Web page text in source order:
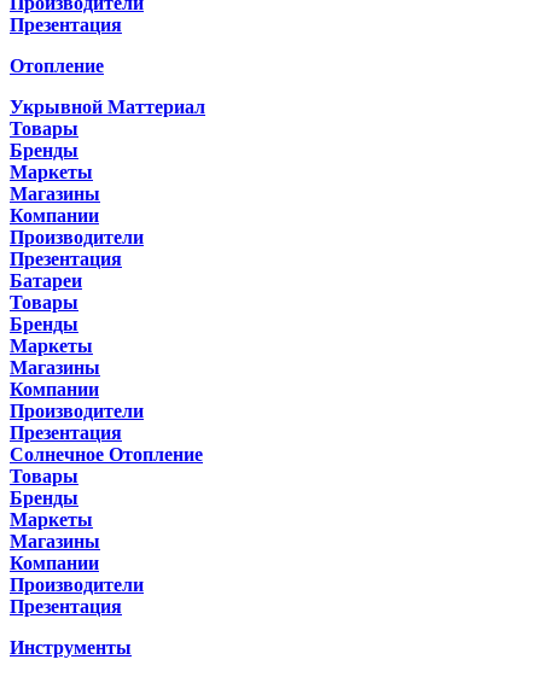
Презентация
Отопление
Укрывной Маттериал
Товары
Бренды
Маркеты
Магазины
Компании
Производители
Презентация
Батареи
Товары
Бренды
Маркеты
Магазины
Компании
Производители
Презентация
Солнечное Отопление
Товары
Бренды
Маркеты
Магазины
Компании
Производители
Презентация
Инструменты